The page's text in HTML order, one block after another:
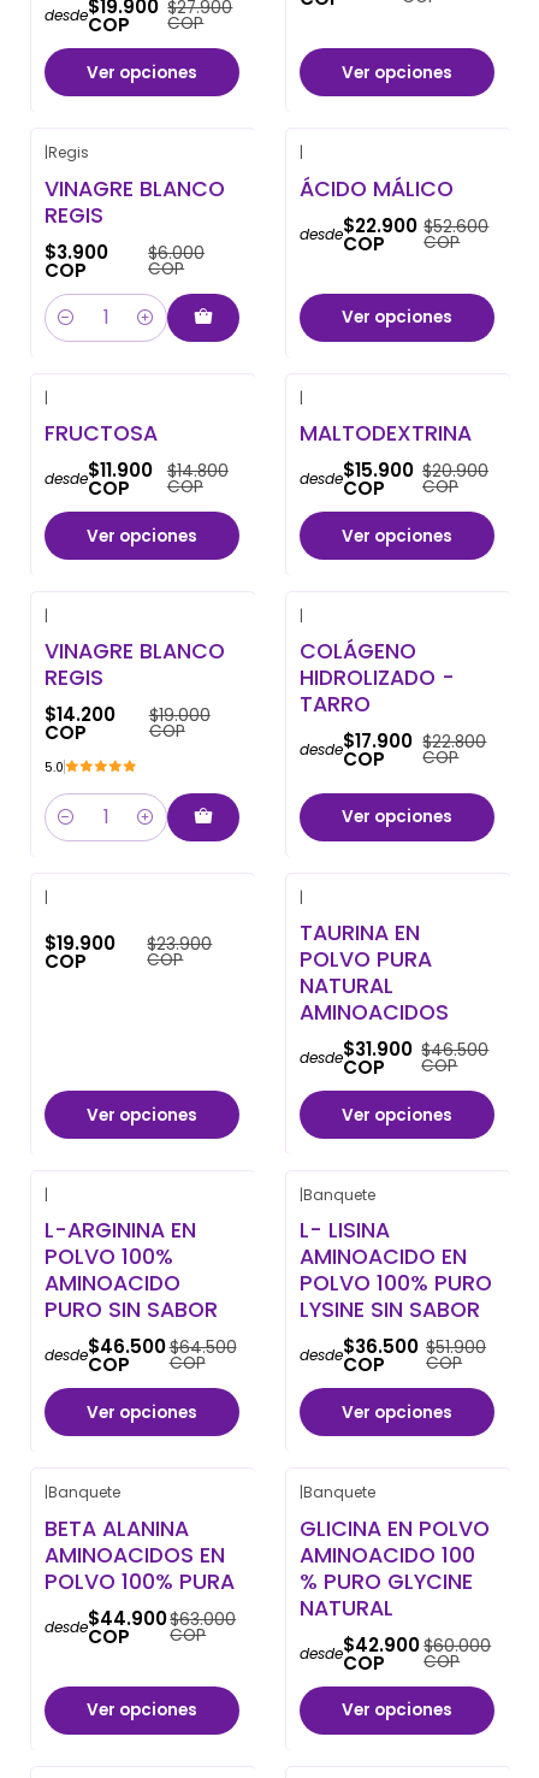
desde$19.900
COP
$27.900
COP
Ver opciones Ver opciones
|Regis
VINAGRE BLANCO
REGIS
$3.900
COP
$6.000
COP
Cantidad
|
ÁCIDO MÁLICO
desde$22.900
COP
$52.600
COP
Ver opciones
|
FRUCTOSA
desde$11.900
COP
$14.800
COP
Ver opciones
|
MALTODEXTRINA
desde$15.900
COP
$20.900
COP
Ver opciones
|
VINAGRE BLANCO
REGIS
$14.200
COP
$19.000
COP
5.0
Cantidad
|
COLÁGENO
HIDROLIZADO -
TARRO
desde$17.900
COP
$22.800
COP
Ver opciones
|
$19.900
COP
$23.900
COP
Ver opciones
|
TAURINA EN
POLVO PURA
NATURAL
AMINOACIDOS
desde$31.900
COP
$46.500
COP
Ver opciones
|
L-ARGININA EN
POLVO 100%
AMINOACIDO
PURO SIN SABOR
desde$46.500
COP
$64.500
COP
Ver opciones
|Banquete
L- LISINA
AMINOACIDO EN
POLVO 100% PURO
LYSINE SIN SABOR
desde$36.500
COP
$51.900
COP
Ver opciones
|Banquete
BETA ALANINA
AMINOACIDOS EN
POLVO 100% PURA
desde$44.900
COP
$63.000
COP
Ver opciones
|Banquete
GLICINA EN POLVO
AMINOACIDO 100
% PURO GLYCINE
NATURAL
desde$42.900
COP
$60.000
COP
Ver opciones